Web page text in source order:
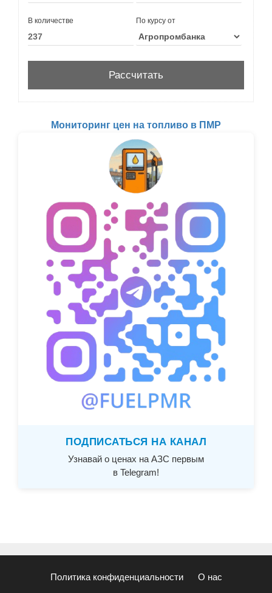
В количестве По курсу от
Мониторинг цен на топливо в ПМР
ПОДПИСАТЬСЯ НА КАНАЛ
Узнавай о ценах на АЗС первым
в Telegram!
Политика конфиденциальности О нас